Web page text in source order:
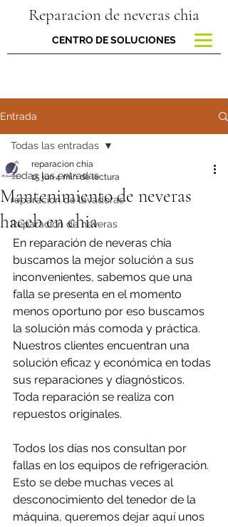
Reparacion de neveras chia
CENTRO DE SOLUCIONES
Entrada
Todas las entradas
reparacion de lavadoras
Reparación de neveras
Todas las entradas
Mantenimiento de neveras
haceb en chia
reparacion chia
15 jun4 min de lectura
En reparación de neveras chia
buscamos la mejor solución a sus
inconvenientes, sabemos que una
falla se presenta en el momento
menos oportuno por eso buscamos
la solución más comoda y práctica.
Nuestros clientes encuentran una
solución eficaz y económica en todas
sus reparaciones y diagnósticos.
Toda reparación se realiza con
repuestos originales.
Todos los días nos consultan por
fallas en los equipos de refrigeración.
Esto se debe muchas veces al
desconocimiento del tenedor de la
máquina, queremos dejar aquí unos